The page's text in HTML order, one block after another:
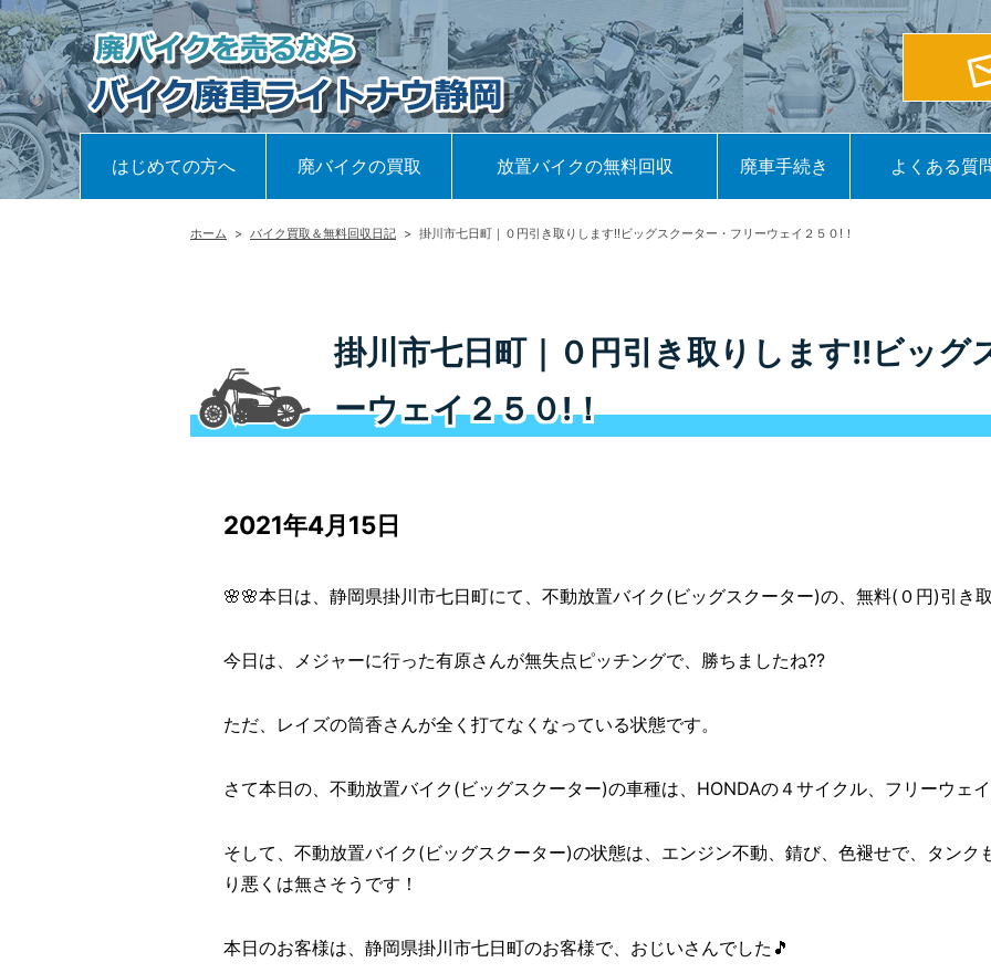
はじめての方へ 廃バイクの買取 放置バイクの無料回収 廃車手続き よくある質
ホーム > バイク買取＆無料回収日記 > 掛川市七日町｜０円引き取りします!!ビッグスクーター・フリーウェイ２５０!！
掛川市七日町｜０円引き取りします!!ビッグ
ーウェイ２５０!！
2021年4月15日
🌸🌸本日は、静岡県掛川市七日町にて、不動放置バイク(ビッグスクーター)の、無料(０円)引
今日は、メジャーに行った有原さんが無失点ピッチングで、勝ちましたね??
ただ、レイズの筒香さんが全く打てなくなっている状態です。
さて本日の、不動放置バイク(ビッグスクーター)の車種は、HONDAの４サイクル、フリーウェ
そして、不動放置バイク(ビッグスクーター)の状態は、エンジン不動、錆び、色褪せで、タンク
り悪くは無さそうです！
本日のお客様は、静岡県掛川市七日町のお客様で、おじいさんでした🎵